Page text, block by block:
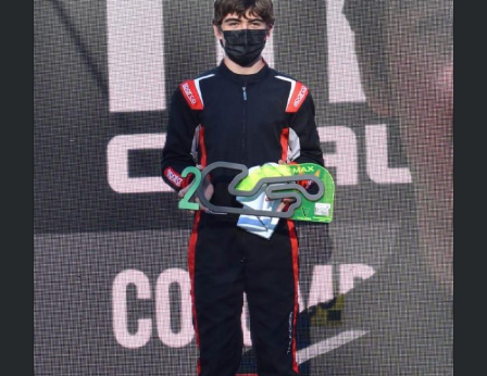
Gran
Turismo
Sport
FIA-
Automóvil
Club
de
Colombia
2021